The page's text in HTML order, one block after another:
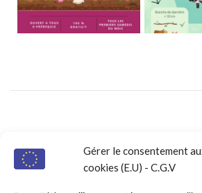
Gérer le consentement
cookies (E.U) - C.G.V